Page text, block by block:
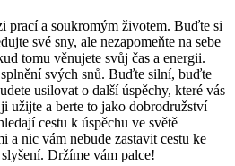
prací a soukromým životem. Buďte si
své sny, ale nezapomeňte na sebe
tomu věnujete svůj čas a energii.
splnění svých snů. Buďte silní, buďte
usilovat o další úspěchy, které vás
užijte a berte to jako dobrodružství
cestu k úspěchu ve světě
a nic vám nebude zastavit cestu ke
Držíme vám palce!